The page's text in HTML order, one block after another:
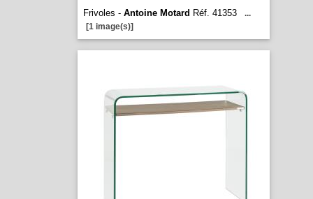
Frivoles - Antoine Motard Réf. 41353
...
[1 image(s)]